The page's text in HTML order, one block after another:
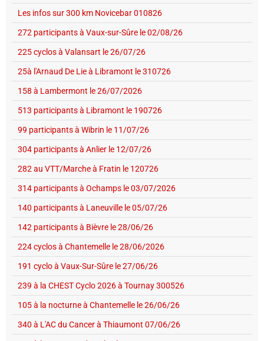
Les infos sur 300 km Novicebar 010826
272 participants à Vaux-sur-Sûre le 02/08/26
225 cyclos à Valansart le 26/07/26
25à l'Arnaud De Lie à Libramont le 310726
158 à Lambermont le 26/07/2026
513 participants à Libramont le 190726
99 participants à Wibrin le 11/07/26
304 participants à Anlier le 12/07/26
282 au VTT/Marche à Fratin le 120726
314 participants à Ochamps le 03/07/2026
140 participants à Laneuville le 05/07/26
142 participants à Bièvre le 28/06/26
224 cyclos à Chantemelle le 28/06/2026
191 cyclo à Vaux-Sur-Sûre le 27/06/26
239 à la CHEST Cyclo 2026 à Tournay 300526
105 à la nocturne à Chantemelle le 26/06/26
340 à L'AC du Cancer à Thiaumont 07/06/26